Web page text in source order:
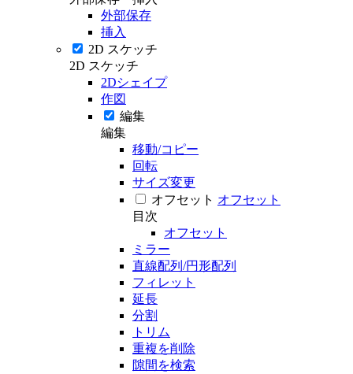
外部保存
挿入
2D スケッチ
2D スケッチ
2Dシェイプ
作図
編集
編集
移動/コピー
回転
サイズ変更
オフセット オフセット
目次
オフセット
ミラー
直線配列/円形配列
フィレット
延長
分割
トリム
重複を削除
隙間を検索